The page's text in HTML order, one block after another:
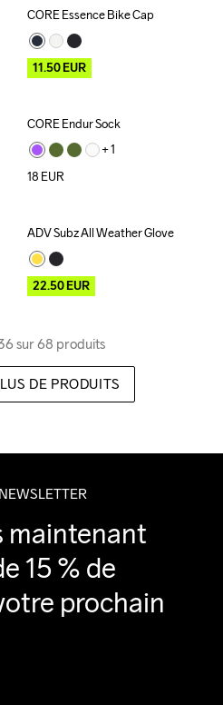
Outlet
CORE Essence Bike Cap
11.50EUR
CORE Endur Sock
+ 1
18 EUR
Outlet
ADV Subz All Weather Glove
22.50EUR
sur 68 produits
DE PRODUITS
maintenant
15 % de
prochain